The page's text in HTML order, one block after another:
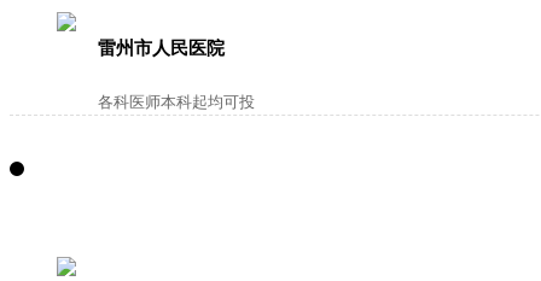
雷州市人民医院
各科医师本科起均可投